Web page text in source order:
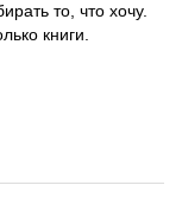
то, что хочу.
книги.